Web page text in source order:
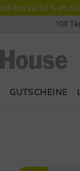
bis zu 50 % im
100
GUTSCHEINE